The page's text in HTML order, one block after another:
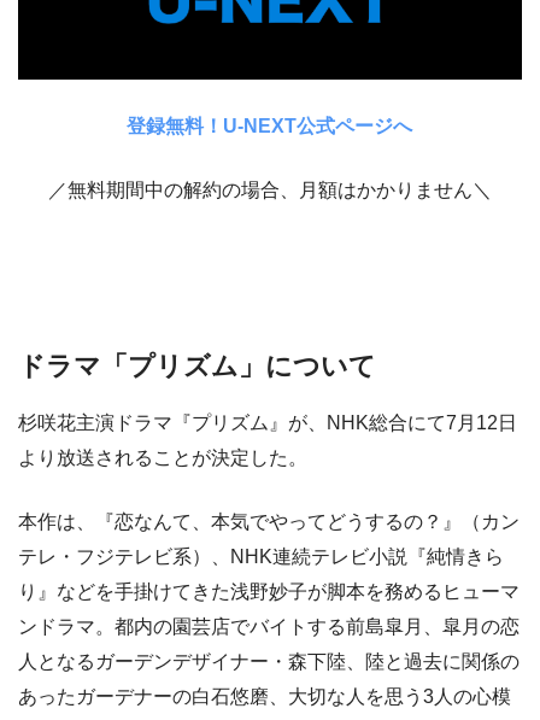
登録無料！U-NEXT公式ページへ
／無料期間中の解約の場合、月額はかかりません＼
ドラマ「プリズム」について
杉咲花主演ドラマ『プリズム』が、NHK総合にて7月12日
より放送されることが決定した。
本作は、『恋なんて、本気でやってどうするの？』（カン
テレ・フジテレビ系）、NHK連続テレビ小説『純情きら
り』などを手掛けてきた浅野妙子が脚本を務めるヒューマ
ンドラマ。都内の園芸店でバイトする前島皐月、皐月の恋
人となるガーデンデザイナー・森下陸、陸と過去に関係の
あったガーデナーの白石悠磨、大切な人を思う3人の心模